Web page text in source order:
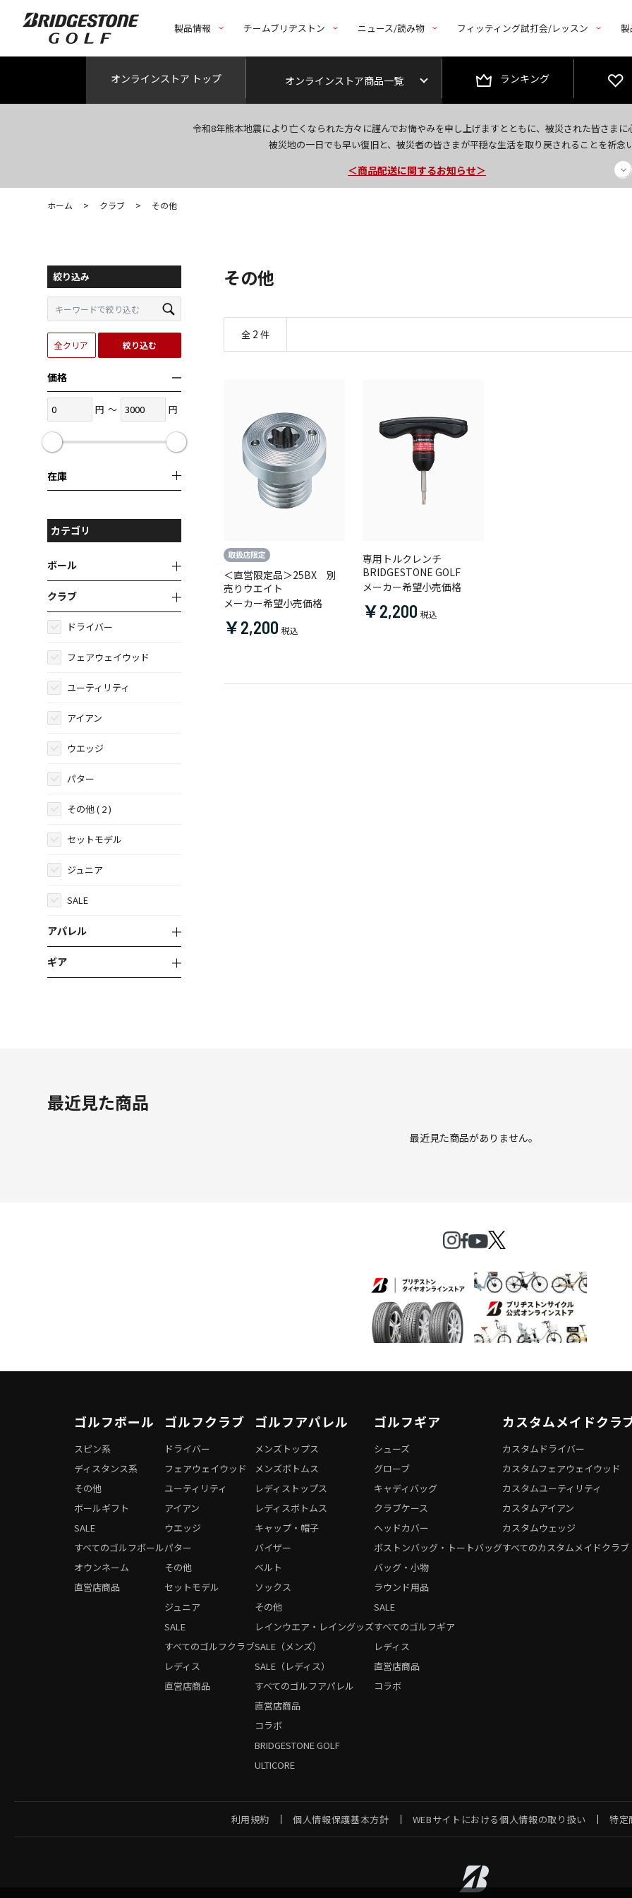
製品情報 チームブリヂストン ニュース/読み物 フィッティング試打会/レッスン
オンラインストア トップ オンラインストア商品一覧 ランキング
令和8年熊本地震により亡くなられた方々に謹んでお悔やみを申し上げますとともに、被災された皆さま
被災地の一日でも早い復旧と、被災者の皆さまが平穏な生活を取り戻されることを祈念
＜夏季休暇中のご注文・発送・お問い合わせ＞
今なら新規会員登録で1,000円OFFクーポンプレゼント！
＜商品配送に関するお知らせ＞
ホーム > クラブ > その他
絞り込み
全クリア 絞り込む
価格
円 ～ 円
在庫
カテゴリ
ボール
クラブ
ドライバー
フェアウェイウッド
ユーティリティ
アイアン
ウエッジ
パター
その他( 2 )
セットモデル
ジュニア
SALE
アパレル
ギア
その他
全 2 件
＜直営限定品＞25BX 別
売りウエイト
メーカー希望小売価格
￥2,200
専用トルクレンチ
BRIDGESTONE GOLF
メーカー希望小売価格
￥2,200
最近見た商品
最近見た商品がありません。
ゴルフボール
オウンネーム
直営店商品
スピン系
ディスタンス系
その他
ボールギフト
SALE
すべてのゴルフボール
ゴルフクラブ
レディス
直営店商品
ドライバー
フェアウェイウッド
ユーティリティ
アイアン
ウエッジ
パター
その他
セットモデル
ジュニア
SALE
すべてのゴルフクラブ
ゴルフアパレル
直営店商品
コラボ
BRIDGESTONE GOLF
ULTICORE
メンズトップス
メンズボトムス
レディストップス
レディスボトムス
キャップ・帽子
バイザー
ベルト
ソックス
その他
レインウエア・レイングッズ
SALE（メンズ）
SALE（レディス）
すべてのゴルフアパレル
ゴルフギア
レディス
直営店商品
コラボ
シューズ
グローブ
キャディバッグ
クラブケース
ヘッドカバー
ボストンバッグ・トートバッグ
バッグ・小物
ラウンド用品
SALE
すべてのゴルフギア
カスタムメイドクラ
カスタムドライバー
カスタムフェアウェイウッド
カスタムユーティリティ
カスタムアイアン
カスタムウェッジ
すべてのカスタムメイドクラブ
利用規約 個人情報保護基本方針 WEBサイトにおける個人情報の取り扱い 特定